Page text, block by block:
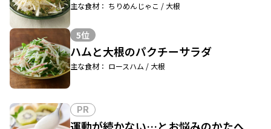
主な食材： ちりめんじゃこ / 大根
5位
ハムと大根のパクチーサラダ
主な食材： ロースハム / 大根
PR